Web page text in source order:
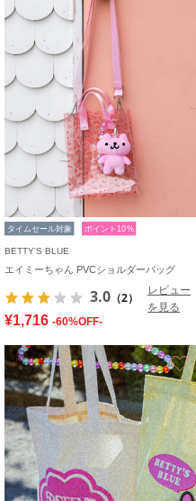
タイムセール対象 ポイント10%
BETTY'S BLUE
エイミーちゃん PVCショルダーバッグ
3.0 （2）
レビュー
を見る
¥1,716 -60%OFF-